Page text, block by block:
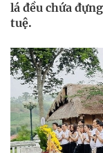
lá đều chứa
tuệ.